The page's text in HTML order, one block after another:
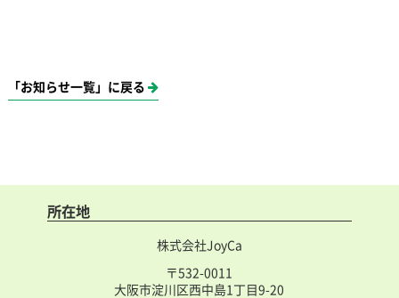
「お知らせ一覧」に戻る
所在地
株式会社JoyCa
〒532-0011
大阪市淀川区西中島1丁目9-20